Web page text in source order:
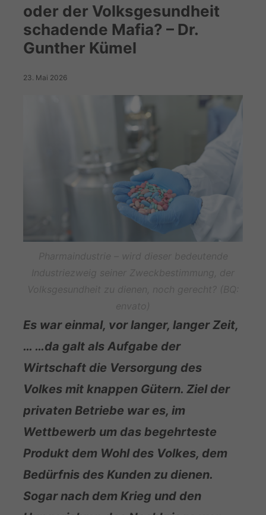
oder der Volksgesundheit
schadende Mafia? – Dr.
Gunther Kümel
23. Mai 2026
Es war einmal, vor langer, langer Zeit,
… …da galt als Aufgabe der
Wirtschaft die Versorgung des
Volkes mit knappen Gütern. Ziel der
privaten Betriebe war es, im
Wettbewerb um das begehrteste
Produkt dem Wohl des Volkes, dem
Bedürfnis des Kunden zu dienen.
Sogar nach dem Krieg und den